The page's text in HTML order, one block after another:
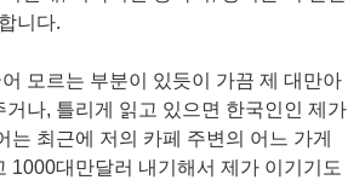
니다.
모르는 부분이 있듯이 가끔 제 대만아
나, 틀리게 읽고 있으면 한국인인 제가
최근에 저의 카페 주변의 어느 가게
1000대만달러 내기해서 제가 이기기도